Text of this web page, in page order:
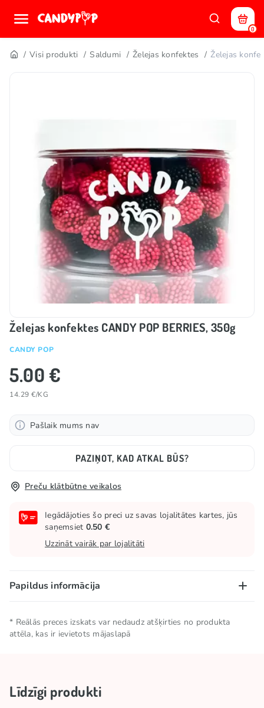
0
Visi produkti Saldumi Želejas konfektes Želejas
Želejas konfektes CANDY POP BERRIES, 350g
CANDY POP
5.00 €
14.29 €/KG
Pašlaik mums nav
PAZIŅOT, KAD ATKAL BŪS?
Preču klātbūtne veikalos
Iegādājoties šo preci uz savas lojalitātes kartes, jūs
saņemsiet 0.50 €
Uzzināt vairāk par lojalitāti
Papildus informācija
Neto daudzums 0.35 KG
Zīmols
* Reālās preces izskats var nedaudz atšķirties no produkta
attēla, kas ir ievietots mājaslapā
Līdzīgi produkti